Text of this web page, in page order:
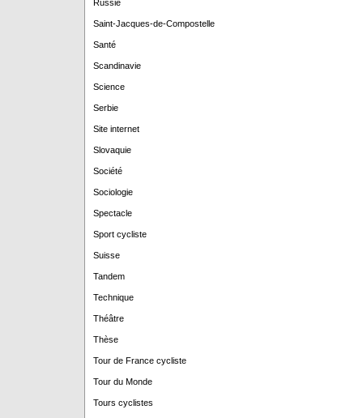
Russie
Saint-Jacques-de-Compostelle
Santé
Scandinavie
Science
Serbie
Site internet
Slovaquie
Société
Sociologie
Spectacle
Sport cycliste
Suisse
Tandem
Technique
Théâtre
Thèse
Tour de France cycliste
Tour du Monde
Tours cyclistes